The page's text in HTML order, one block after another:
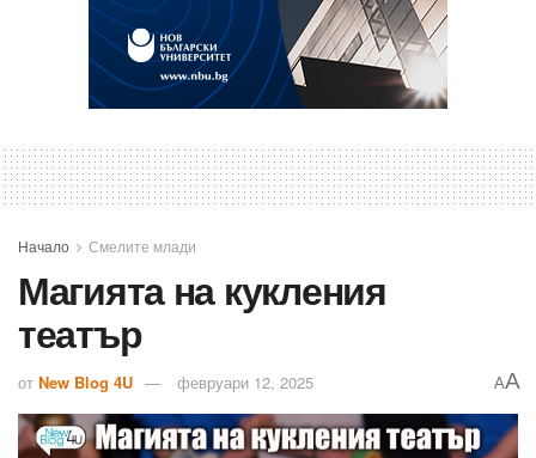
Начало Смелите млади
Магията на кукления
театър
от New Blog 4U февруари 12, 2025 AA